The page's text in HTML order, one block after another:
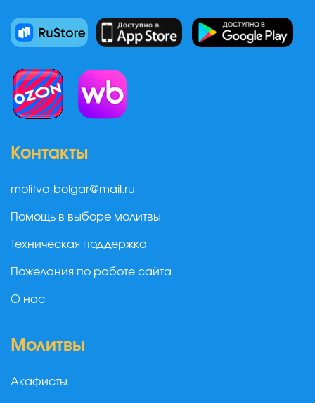
Контакты
molitva-bolgar@mail.ru
Помощь в выборе молитвы
Техническая поддержка
Пожелания по работе сайта
О нас
Молитвы
Акафисты